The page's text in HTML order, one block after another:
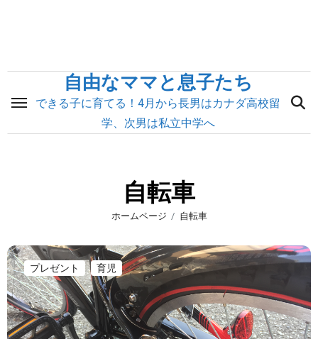
ス
自由なママと息子たち
できる子に育てる！4月から長男はカナダ高校留
学、次男は私立中学へ
自転車
ホームページ 自転車
プレゼント 育児